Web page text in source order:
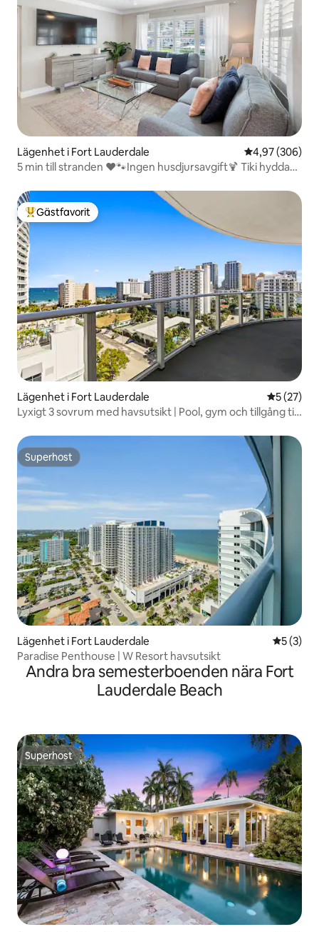
Lägenhet i Fort Lauderdale 4,97 av 5 i
4,97 (306)
5 min till stranden ❤🐾Ingen husdjursavgift🍹 Tiki hydda
Populär gästfavorit
Gästfavorit
Lägenhet i Fort Lauderdale 5 av 5 i
5 (27)
Lyxigt 3 sovrum med havsutsikt | Pool, gym och tillgång till
Superhost
Superhost
Lägenhet i Fort Lauderdale 5 av 5 i
5 (3)
Paradise Penthouse | W Resort havsutsikt
Andra bra semesterboenden nära Fort
Lauderdale Beach
Superhost
Superhost